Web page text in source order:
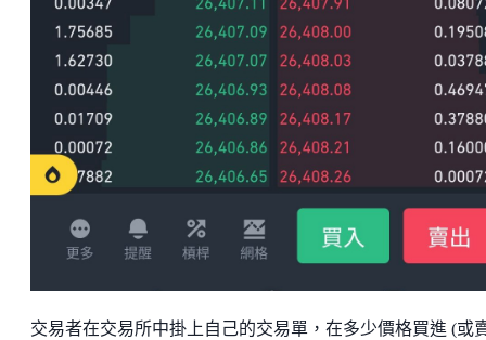
交易者在交易所中掛上自己的交易單，在多少價格買進 (或